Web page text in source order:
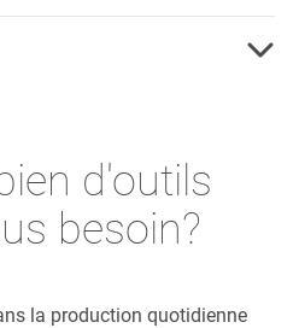
d'outils
besoin?
la production quotidienne